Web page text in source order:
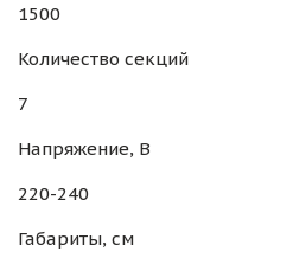
1500
Количество секций
7
Напряжение, В
220-240
Габариты, см